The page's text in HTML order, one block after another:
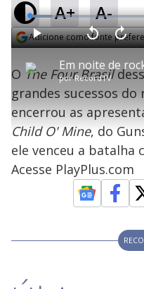
A+ A-
Adicione como fonte
porRecordTV
P V
l
t
a
r
0
e
g
u
d
s
A
n
ç
a
1
s
e
u
n
d
s
L
o
a
d
e
0
.
0
5
O The Four Brasil
grandes sucessos do
encerrou as
Child O' Mine, do
ele venceu a batalha
Acesse PlayPlus.com